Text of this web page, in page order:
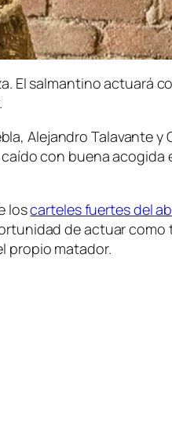
El salmantino actuará
Alejandro Talavante y
con buena acogida
loscarteles fuertes del
de actuar como
propio matador.